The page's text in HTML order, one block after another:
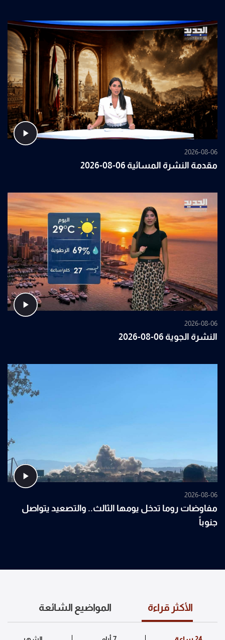
2026-08-06
مقدمة النشرة المسائية 06-08-2026
2026-08-06
النشرة الجوية 06-08-2026
2026-08-06
مفاوضات روما تدخل يومها الثالث.. والتصعيد يتواصل
جنوباً
الأكثر قراءة المواضيع الشائعة